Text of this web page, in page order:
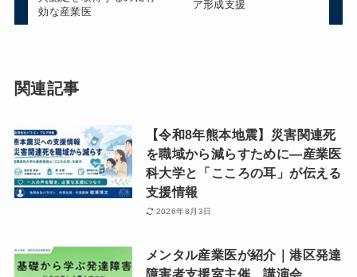
効な産業医
ア形成支援
関連記事
【令和8年熊本地震】災害関連死
を職域から減らすために―産業医
科大学と「こころの耳」が伝える
支援情報
2026年8月3日
メンタル産業医が紹介｜港区発達
障害者支援室主催 講演会